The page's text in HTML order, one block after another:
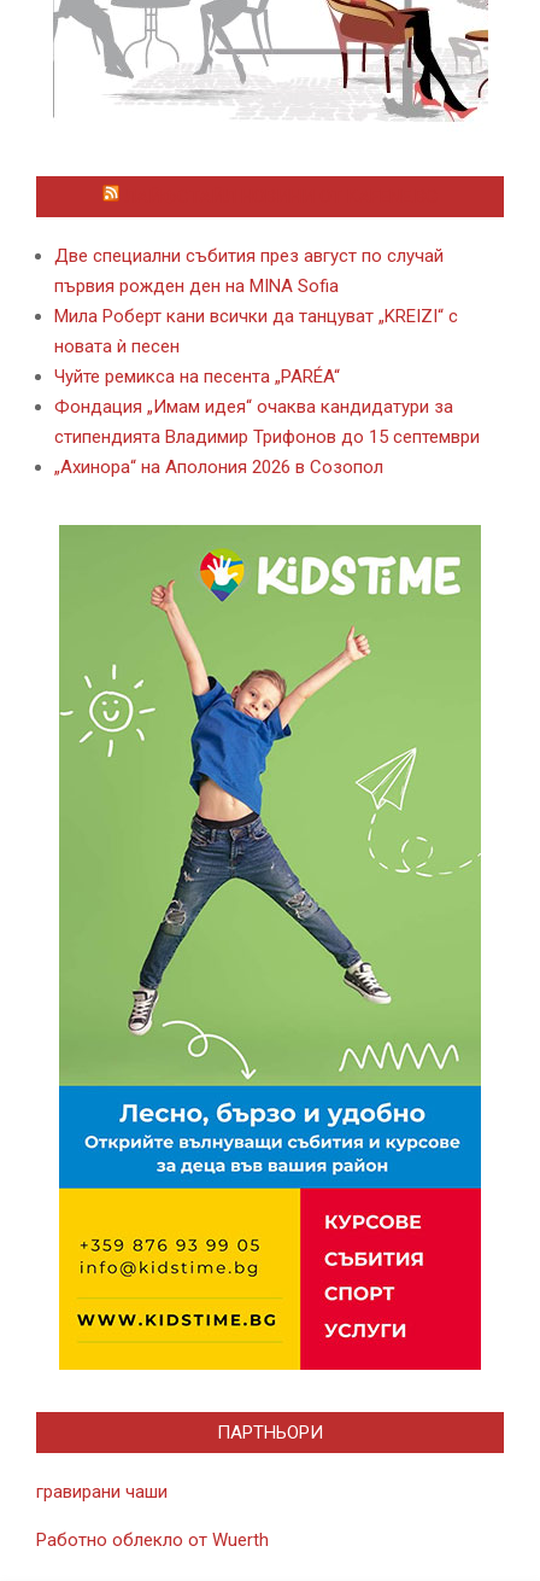
Две специални събития през август по случай
първия рожден ден на MINA Sofia
Мила Роберт кани всички да танцуват „KREIZI“ с
новата ѝ песен
Чуйте ремикса на песента „PARÉA“
Фондация „Имам идея“ очаква кандидатури за
стипендията Владимир Трифонов до 15 септември
„Ахинора“ на Аполония 2026 в Созопол
ПАРТНЬОРИ
гравирани чаши
Работно облекло от Wuerth